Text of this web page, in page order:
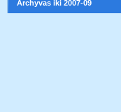
Archyvas iki 2007-09